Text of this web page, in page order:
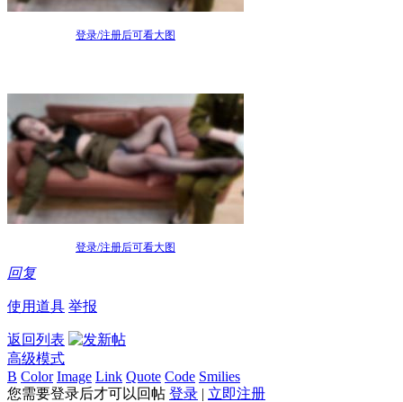
登录/注册后可看大图
登录/注册后可看大图
回复
使用道具 举报
返回列表
高级模式
B Color Image Link Quote Code Smilies
您需要登录后才可以回帖 登录 | 立即注册